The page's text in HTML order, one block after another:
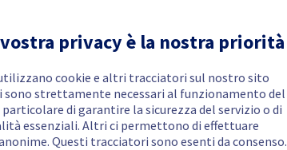
privacy è la nostra priorità
cookie e altri tracciatori sul nostro sito
strettamente necessari al funzionamento del
di garantire la sicurezza del servizio o di
essenziali. Altri ci permettono di effettuare
Questi tracciatori sono esenti da consenso.